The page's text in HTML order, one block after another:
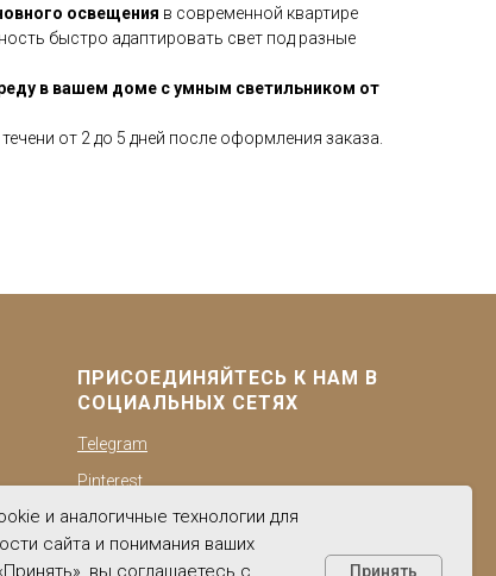
освещения в современной квартире
быстро адаптировать свет под разные
в вашем доме с умным светильником от
от 2 до 5 дней после оформления заказа.
ПРИСОЕДИНЯЙТЕСЬ К НАМ В
СОЦИАЛЬНЫХ СЕТЯХ
Telegram
Pinterest
BKонтакте
YouTube
и аналогичные технологии для
сайта и понимания ваших
вы соглашаетесь с
Принять